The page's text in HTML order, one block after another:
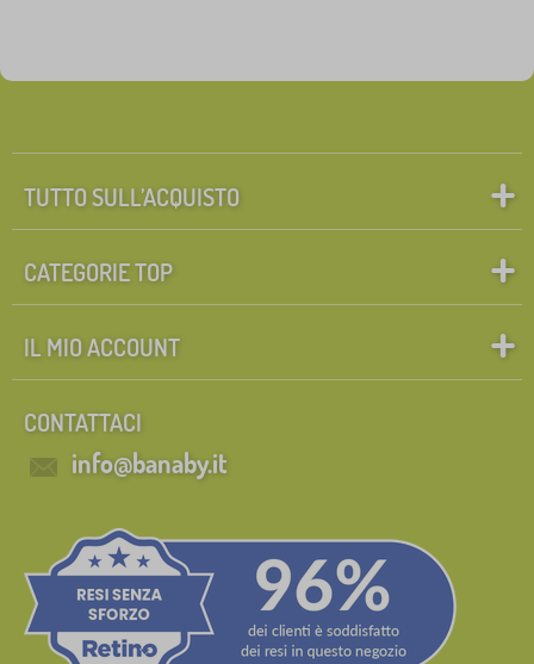
TUTTO SULL’ACQUISTO
CATEGORIE TOP
IL MIO ACCOUNT
CONTATTACI
info@banaby.it